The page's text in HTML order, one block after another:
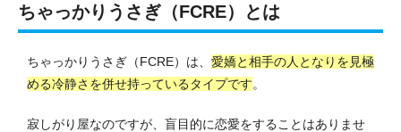
ちゃっかりうさぎ（FCRE）とは
ちゃっかりうさぎ（FCRE）は、 愛嬌と相手の人となりを見極
める冷静さを併せ持っているタイプです。
寂しがり屋なのですが、盲目的に恋愛をすることはありませ